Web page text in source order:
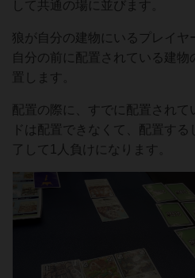
して共通の場に並びます。
狼が自分の建物にいるプレイヤ
自分の前に配置されている建物
置します。
配置の際に、すでに配置されて
ドは配置できなくて、配置す
了して1人負けになります。